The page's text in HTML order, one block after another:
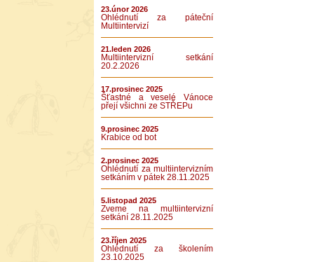
23.únor 2026
Ohlédnutí za páteční
Multiintervizí
21.leden 2026
Multiintervizní setkání
20.2.2026
17.prosinec 2025
Šťastné a veselé Vánoce
přejí všichni ze STŘEPu
9.prosinec 2025
Krabice od bot
2.prosinec 2025
Ohlédnutí za multiintervizním
setkáním v pátek 28.11.2025
5.listopad 2025
Zveme na multiintervizní
setkání 28.11.2025
23.říjen 2025
Ohlédnutí za školením
23.10.2025